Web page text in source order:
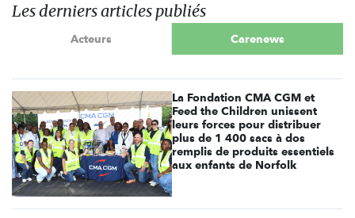
Les derniers articles publiés
Acteurs Carenews
La Fondation CMA CGM et
Feed the Children unissent
leurs forces pour distribuer
plus de 1 400 sacs à dos
remplis de produits essentiels
aux enfants de Norfolk